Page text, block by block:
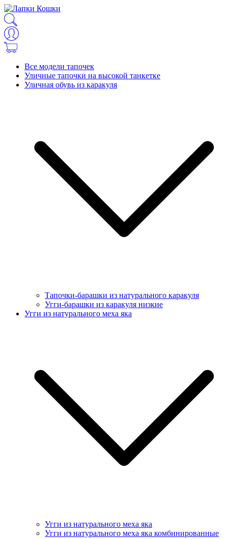
Все модели тапочек
Уличные тапочки на высокой танкетке
Уличная обувь из каракуля
Тапочки-барашки из натурального каракуля
Угги-барашки из каракуля низкие
Угги из натурального меха яка
Угги из натурального меха яка
Угги из натурального меха яка комбинированные